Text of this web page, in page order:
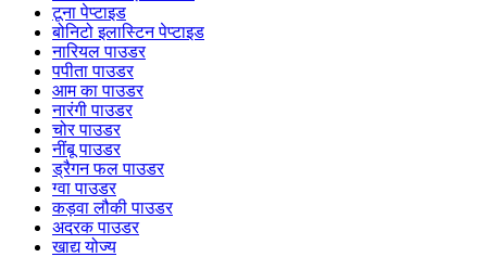
टूना पेप्टाइड
बोनिटो इलास्टिन पेप्टाइड
नारियल पाउडर
पपीता पाउडर
आम का पाउडर
नारंगी पाउडर
चोर पाउडर
नींबू पाउडर
ड्रैगन फल पाउडर
ग्वा पाउडर
कड़वा लौकी पाउडर
अदरक पाउडर
खाद्य योज्य